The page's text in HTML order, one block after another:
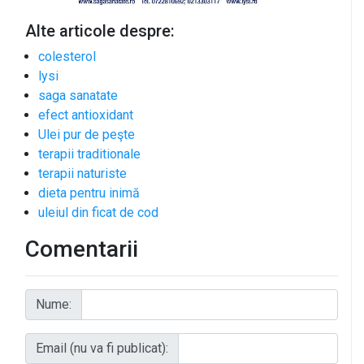
Alte articole despre:
colesterol
lysi
saga sanatate
efect antioxidant
Ulei pur de peşte
terapii traditionale
terapii naturiste
dieta pentru inimă
uleiul din ficat de cod
Comentarii
Nume:
Email (nu va fi publicat):